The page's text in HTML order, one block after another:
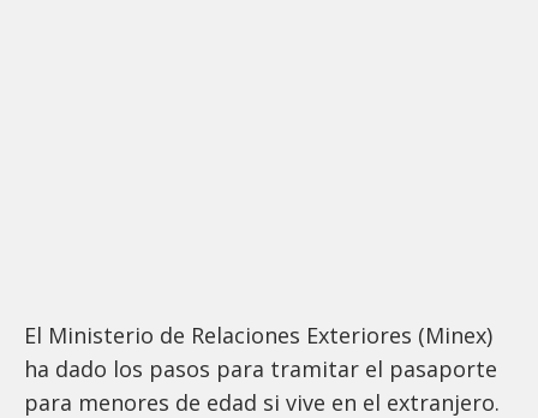
El Ministerio de Relaciones Exteriores (Minex)
ha dado los pasos para tramitar el pasaporte
para menores de edad si vive en el extranjero.